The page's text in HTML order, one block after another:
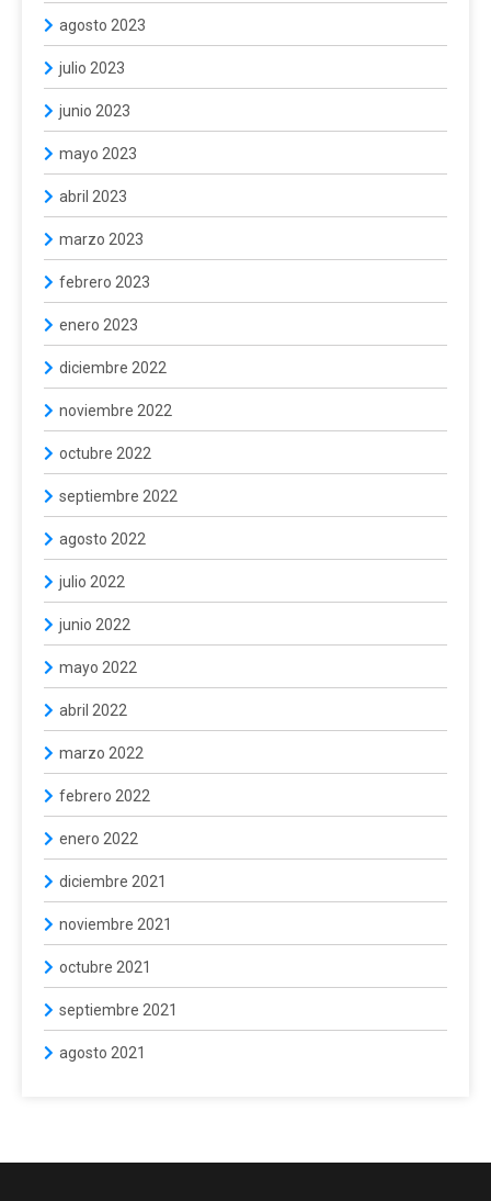
agosto 2023
julio 2023
junio 2023
mayo 2023
abril 2023
marzo 2023
febrero 2023
enero 2023
diciembre 2022
noviembre 2022
octubre 2022
septiembre 2022
agosto 2022
julio 2022
junio 2022
mayo 2022
abril 2022
marzo 2022
febrero 2022
enero 2022
diciembre 2021
noviembre 2021
octubre 2021
septiembre 2021
agosto 2021